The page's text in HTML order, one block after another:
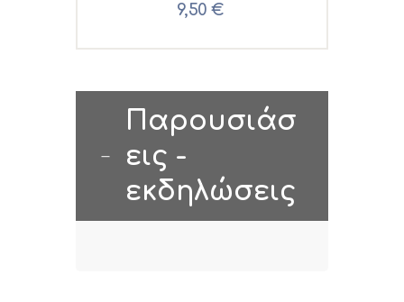
9,50€
Παρουσιάσ
εις -
εκδηλώσεις